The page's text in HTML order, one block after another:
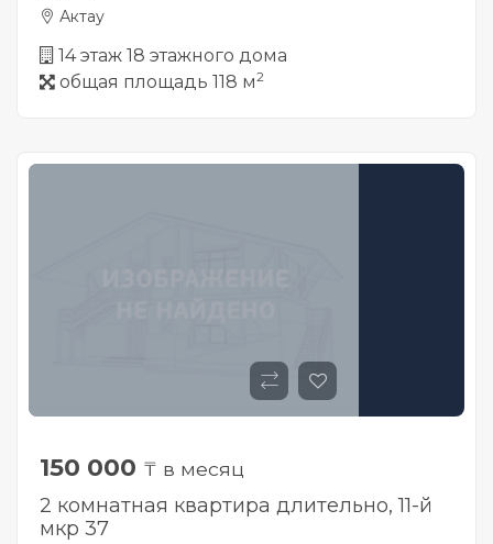
Актау
14 этаж 18 этажного дома
общая площадь 118 м2
150 000 ₸ в месяц
2 комнатная квартира длительно, 11-й
мкр 37